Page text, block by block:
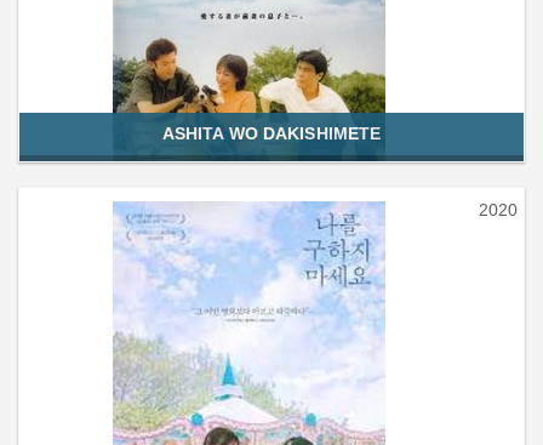
ASHITA WO DAKISHIMETE
2020